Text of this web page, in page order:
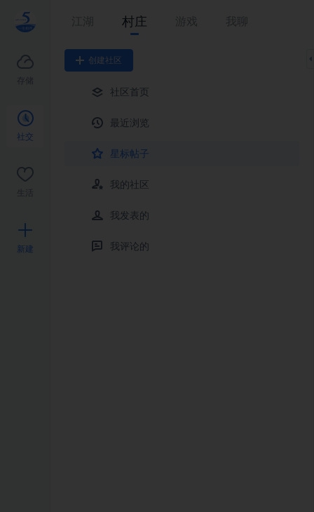
存储
社交
新建
村庄
创建社区
社区首页
最近浏览
星标帖子
我的社区
我发表的
我评论的